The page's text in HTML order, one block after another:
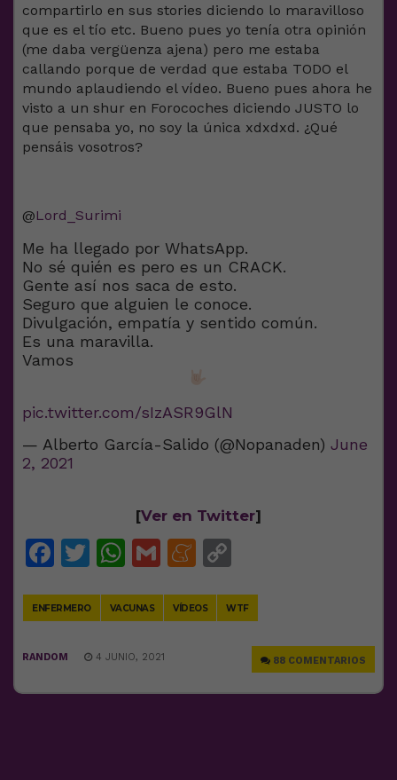
compartirlo en sus stories diciendo lo maravilloso
que es el tío etc. Bueno pues yo tenía otra opinión
(me daba vergüenza ajena) pero me estaba
callando porque de verdad que estaba TODO el
mundo aplaudiendo el vídeo. Bueno pues ahora he
visto a un shur en Forocoches diciendo JUSTO lo
que pensaba yo, no soy la única xdxdxd. ¿Qué
pensáis vosotros?
@Lord_Surimi
Me ha llegado por WhatsApp.
No sé quién es pero es un CRACK.
Gente así nos saca de esto.
Seguro que alguien le conoce.
Divulgación, empatía y sentido común.
Es una maravilla.
Vamos
pic.twitter.com/sIzASR9GlN
— Alberto García-Salido (@Nopanaden) June
2, 2021
[Ver en Twitter]
Facebook
Twitter
WhatsApp
GmailMeneame
ENFERMERO VACUNAS VÍDEOS WTF
88 COMENTARIOS
RANDOM 4 JUNIO, 2021